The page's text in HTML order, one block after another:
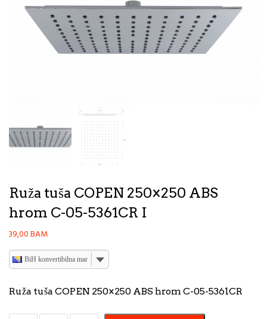
Ruža tuša COPEN 250×250 ABS
hrom C-05-5361CR I
39,00BAM
BiH konvertibilna marka
Ruža tuša COPEN 250×250 ABS hrom C-05-5361CR